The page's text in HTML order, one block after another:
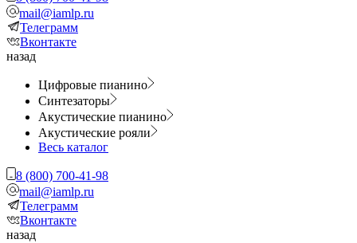
mail@iamlp.ru
Телеграмм
Вконтакте
назад
Цифровые пианино
Синтезаторы
Акустические пианино
Акустические рояли
Весь каталог
8 (800) 700-41-98
mail@iamlp.ru
Телеграмм
Вконтакте
назад